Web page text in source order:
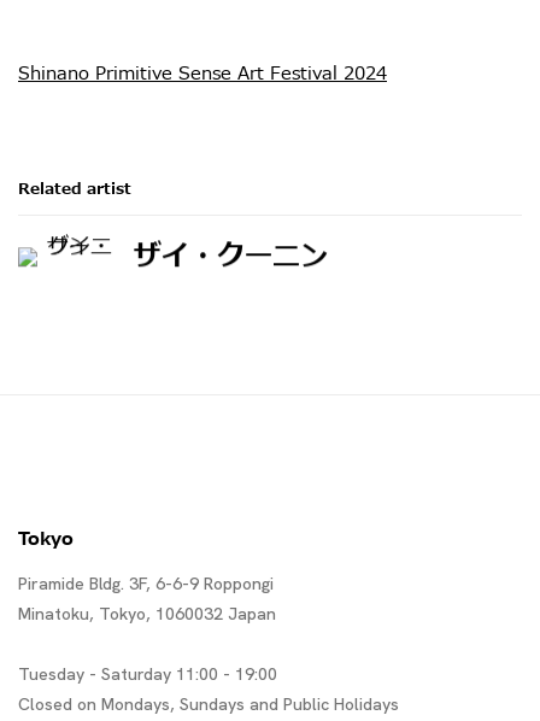
Shinano Primitive Sense Art Festival 2024
Related artist
ザイ・クーニン
Tokyo
Piramide Bldg. 3F, 6-6-9 Roppongi
Minatoku, Tokyo, 1060032 Japan
Tuesday - Saturday 11:00 - 19:00
Closed on Mondays, Sundays and Public Holidays